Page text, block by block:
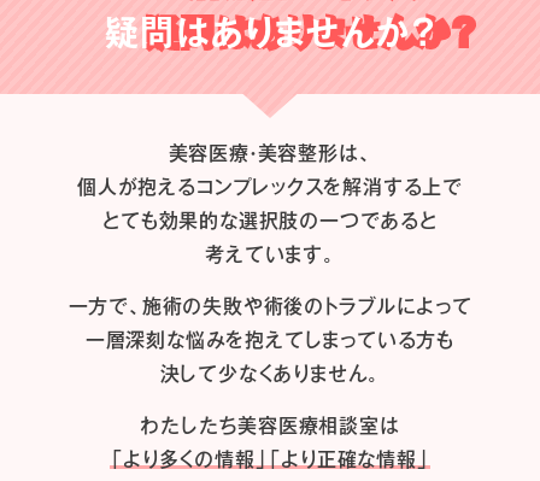
疑問はありませんか？
美容医療・美容整形は、
個人が抱えるコンプレックスを解消する上で
とても効果的な選択肢の一つであると
考えています。
一方で、施術の失敗や術後のトラブルによって
一層深刻な悩みを抱えてしまっている方も
決して少なくありません。
わたしたち美容医療相談室は
「より多くの情報」「より正確な情報」